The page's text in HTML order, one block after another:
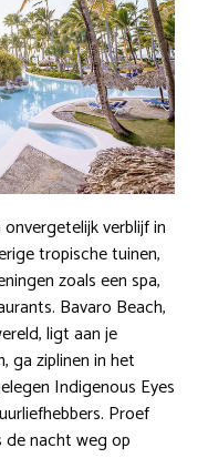
verblijf in
tropische tuinen,
zoals een spa,
Bavaro Beach,
ligt aan je
ga ziplinen in het
Indigenous Eyes
Proef
de nacht weg op